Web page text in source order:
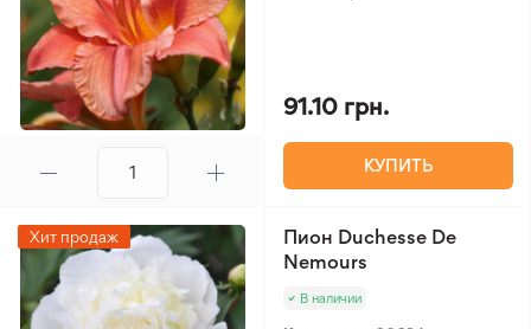
91.10 грн.
КУПИТЬ
Хит продаж
Пион Duchesse De
Nemours
В наличии